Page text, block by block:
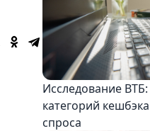
Исследование
категорий
спроса